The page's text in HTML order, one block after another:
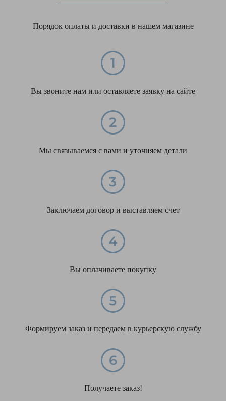
Порядок оплаты и доставки в нашем магазине
Вы звоните нам или оставляете заявку на сайте
Мы связываемся с вами и уточняем детали
Заключаем договор и выставляем счет
Вы оплачиваете покупку
Формируем заказ и передаем в курьерскую службу
Получаете заказ!